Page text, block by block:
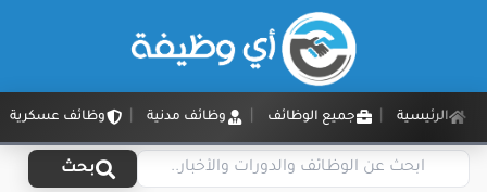
الرئيسية جميع الوظائف وظائف مدنية وظائف عسكرية
بحث